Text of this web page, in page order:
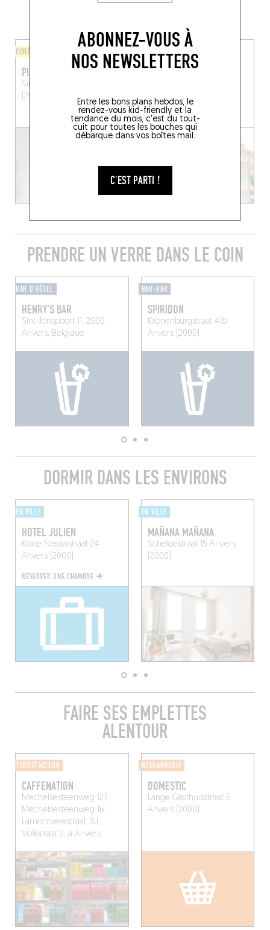
ABONNEZ-VOUS À
NOS NEWSLETTERS
Entre les bons plans hebdos, le
rendez-vous kid-friendly et la
tendance du mois, c'est du tout-
cuit pour toutes les bouches qui
débarque dans vos boîtes mail.
C'EST PARTI !
CORÉEN
PICNIQ
Sint-Jorispoort 12
(2000)
VIETNAMIEN
LITTLE BÚN
(2000)
PRENDRE UN VERRE DANS LE COIN
BAR D'HÔTEL
HENRY'S BAR
Sint-Jorispoort 11, 2000
Anvers, Belgique
BAR-BAR
SPIRIDON
Kronenburgstraat 41b
Anvers (2000)
DORMIR DANS LES ENVIRONS
EN VILLE
HOTEL JULIEN
Korte Nieuwstraat 24
Anvers (2000)
RÉSERVER UNE CHAMBRE
EN VILLE
MAÑANA MAÑANA
Scheldestraat 15 Anvers
(2000)
FAIRE SES EMPLETTES
ALENTOUR
TORRÉFACTEUR
CAFFENATION
Mechelsesteenweg 127,
Mechelsesteenweg 16,
Lamorinierestraat 161,
Volkstraat 2, à Anvers.
BOULANGERIE
DOMESTIC
Lange Gasthuisstraat 5
Anvers (2000)